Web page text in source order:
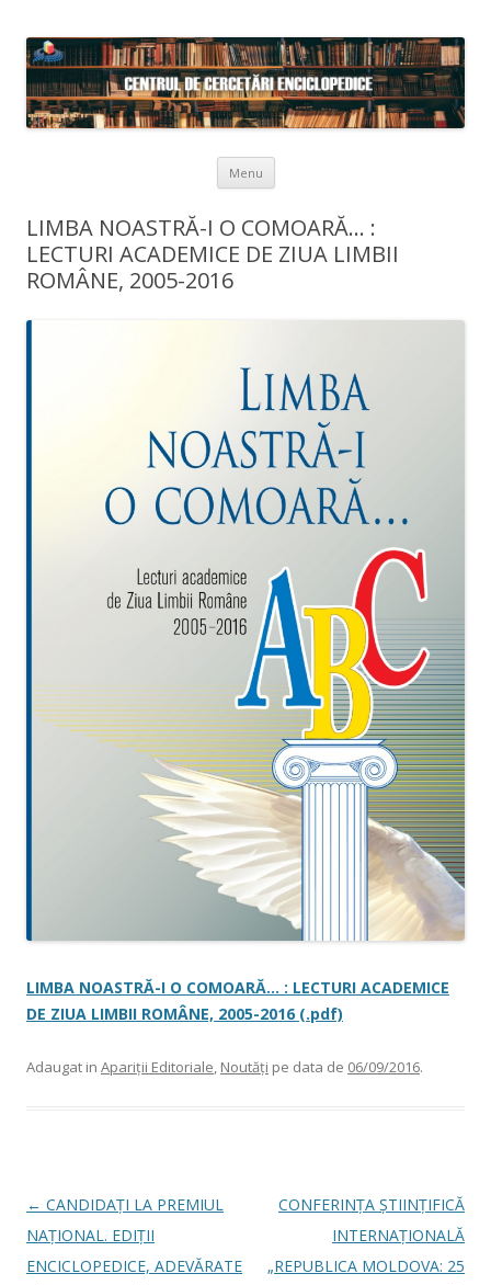
Menu Skip to content
LIMBA NOASTRĂ-I O COMOARĂ… :
LECTURI ACADEMICE DE ZIUA LIMBII
ROMÂNE, 2005-2016
LIMBA NOASTRĂ-I O COMOARĂ… : LECTURI ACADEMICE
DE ZIUA LIMBII ROMÂNE, 2005-2016 (.pdf)
Adaugat in Apariții Editoriale, Noutăți pe data de 06/09/2016.
Post navigation
← CANDIDAȚI LA PREMIUL
NAȚIONAL. EDIȚII
ENCICLOPEDICE, ADEVĂRATE
CONFERINȚA ȘTIINȚIFICĂ
INTERNAȚIONALĂ
„REPUBLICA MOLDOVA: 25